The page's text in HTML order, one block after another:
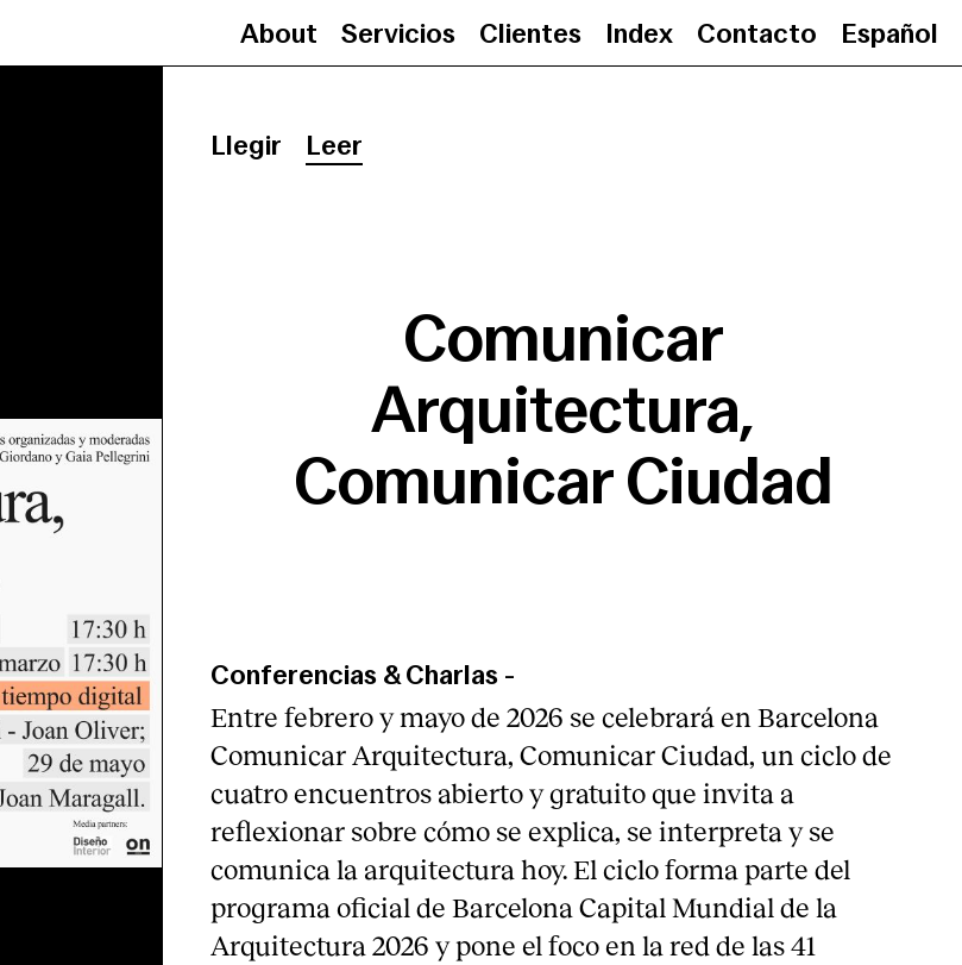
About Servicios Clientes Index Contacto Español
Llegir
Leer
Comunicar
Arquitectura,
Comunicar Ciudad
Conferencias & Charlas -
Entre febrero y mayo de 2026 se celebrará en Barcelona
Comunicar Arquitectura, Comunicar Ciudad, un ciclo de
cuatro encuentros abierto y gratuito que invita a
reflexionar sobre cómo se explica, se interpreta y se
comunica la arquitectura hoy. El ciclo forma parte del
programa oficial de Barcelona Capital Mundial de la
Arquitectura 2026 y pone el foco en la red de las 41